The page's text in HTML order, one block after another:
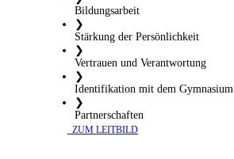
Bildungsarbeit
❯
Stärkung der Persönlichkeit
❯
Vertrauen und Verantwortung
❯
Identifikation mit dem Gymnasium
❯
Partnerschaften
​ ZUM LEITBILD